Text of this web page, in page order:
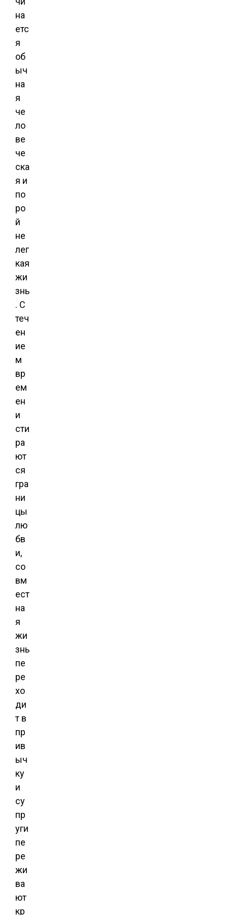
на
етс
я
об
ыч
на
я
че
ло
ве
че
ска
я и
по
ро
й
не
лег
кая
жи
знь
. С
теч
ен
ие
м
вр
ем
ен
и
сти
ра
ют
ся
гра
ни
цы
лю
бв
и,
со
вм
ест
на
я
жи
знь
пе
ре
хо
ди
т в
пр
ив
ыч
ку
и
су
пр
уги
пе
ре
жи
ва
ют
кр